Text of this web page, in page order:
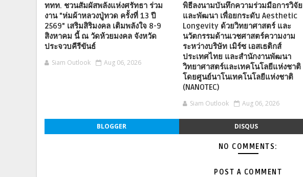
ททท. ชวนสัมผัสพลังแห่งศรัทธา ร่วม
งาน "ห่มผ้าหลวงปู่ทวด ครั้งที่ 13 ปี
2569" เสริมสิริมงคล เติมพลังใจ 8-9
สิงหาคม นี้ ณ วัดห้วยมงคล จังหวัด
ประจวบคีรีขันธ์
Siam Outlook Aug 06, 2026
พิธีลงนามบันทึกความร่วมมือการวิจัย
และพัฒนา เพื่อยกระดับ Aesthetic
Longevity ด้วยวิทยาศาสตร์ และ
นวัตกรรมด้านเวชศาสตร์ความงาม
ระหว่างบริษัท เมิร์ซ เอสเธติกส์
ประเทศไทย และสำนักงานพัฒนา
วิทยาศาสตร์และเทคโนโลยีแห่งชาติ
โดยศูนย์นาโนเทคโนโลยีแห่งชาติ
(NANOTEC)
Siam Outlook Aug 06, 2026
BLOGGER DISQUS
NO COMMENTS:
POST A COMMENT